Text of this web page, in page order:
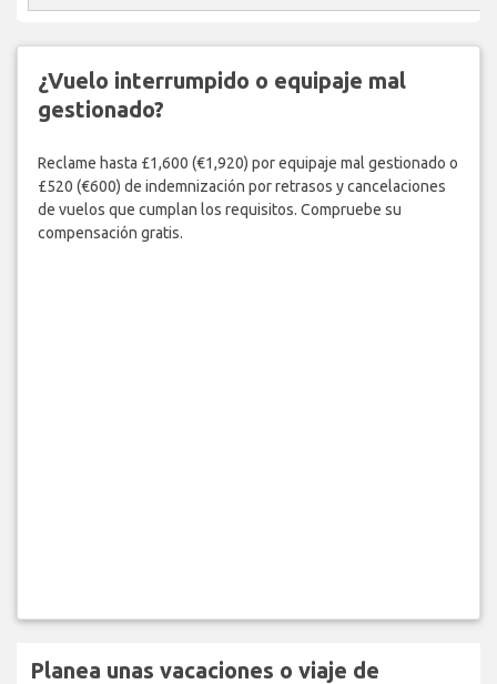
¿Vuelo interrumpido o equipaje mal
gestionado?
Reclame hasta £1,600 (€1,920) por equipaje mal gestionado o
£520 (€600) de indemnización por retrasos y cancelaciones
de vuelos que cumplan los requisitos. Compruebe su
compensación gratis.
Planea unas vacaciones o viaje de